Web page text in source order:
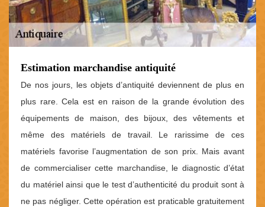
Estimation marchandise antiquité
De nos jours, les objets d’antiquité deviennent de plus en
plus rare. Cela est en raison de la grande évolution des
équipements de maison, des bijoux, des vêtements et
même des matériels de travail. Le rarissime de ces
matériels favorise l’augmentation de son prix. Mais avant
de commercialiser cette marchandise, le diagnostic d’état
du matériel ainsi que le test d’authenticité du produit sont à
ne pas négliger. Cette opération est praticable gratuitement